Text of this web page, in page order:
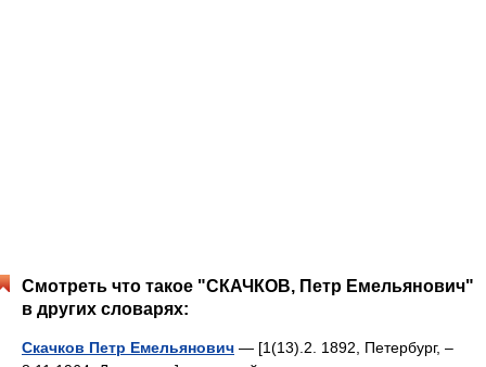
Смотреть что такое "СКАЧКОВ, Петр Емельянович"
в других словарях:
Скачков Петр Емельянович — [1(13).2. 1892, Петербург, ‒